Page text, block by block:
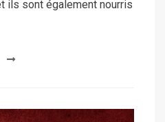
ils sont également nourris